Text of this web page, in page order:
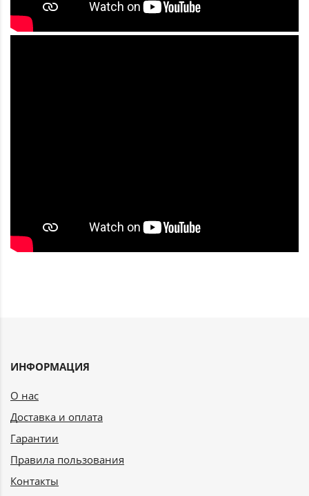
ИНФОРМАЦИЯ
О нас
Доставка и оплата
Гарантии
Правила пользования
Контакты